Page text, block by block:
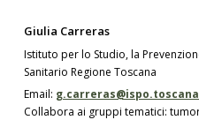
Giulia Carreras
Istituto per lo Studio, la
Sanitario Regione Toscana
Email:
Collabora ai gruppi tematici: